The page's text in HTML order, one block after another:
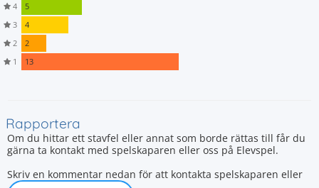
4
5
3
4
2
2
1
13
Rapportera
Om du hittar ett stavfel eller annat som borde rättas till får du
gärna ta kontakt med spelskaparen eller oss på Elevspel.
Skriv en kommentar nedan för att kontakta spelskaparen eller